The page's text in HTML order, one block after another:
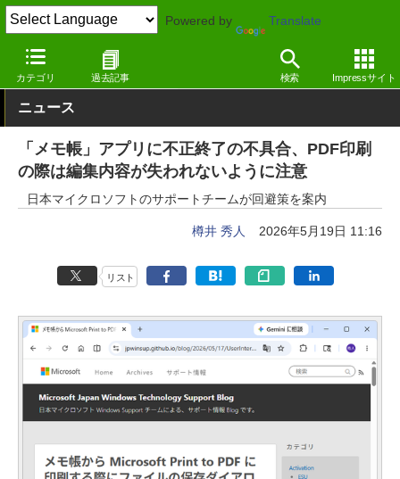
Powered by Translate
カテゴリ 過去記事 検索 Impressサイト
窓の杜 生成AI 文章生成
ニュース
「メモ帳」アプリに不正終了の不具合、PDF印刷
の際は編集内容が失われないように注意
日本マイクロソフトのサポートチームが回避策を案内
樽井 秀人 2026年5月19日 11:16
リスト